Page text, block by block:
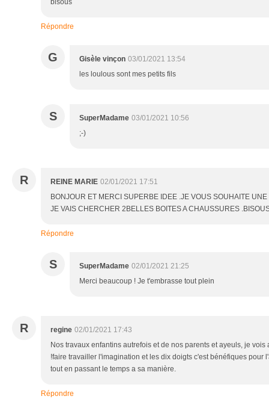
bisous
Répondre
G Gisèle vinçon 03/01/2021 13:54
les loulous sont mes petits fils
S SuperMadame 03/01/2021 10:56
;-)
R REINE MARIE 02/01/2021 17:51
BONJOUR ET MERCI SUPERBE IDEE .JE VOUS SOUHAITE
JE VAIS CHERCHER 2BELLES BOITES A CHAUSSURES
Répondre
S SuperMadame 02/01/2021 21:25
Merci beaucoup ! Je t'embrasse tout plein
R regine 02/01/2021 17:43
Nos travaux enfantins autrefois et de nos parents et ayeuls, je
!faire travailler l'imagination et les dix doigts c'est bénéfiques pour
tout en passant le temps a sa manière.
Répondre